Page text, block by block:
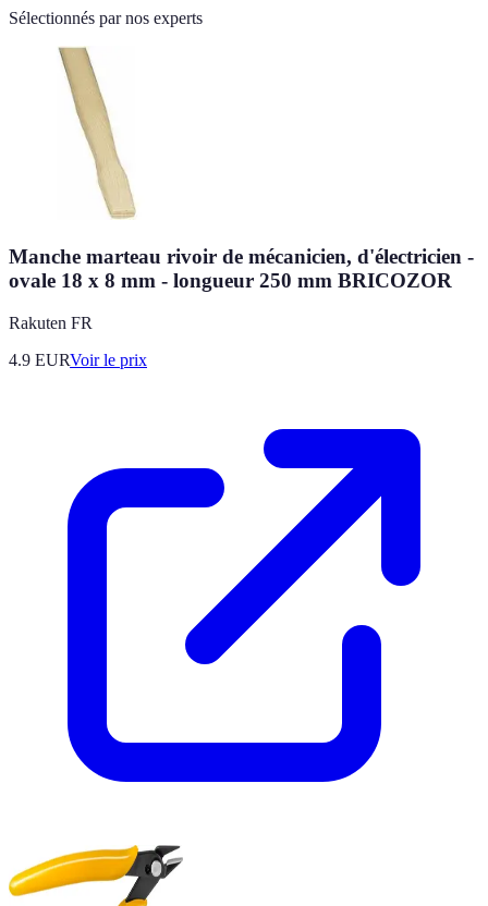
Sélectionnés par nos experts
Manche marteau rivoir de mécanicien, d'électricien -
ovale 18 x 8 mm - longueur 250 mm BRICOZOR
Rakuten FR
4.9 EURVoir le prix